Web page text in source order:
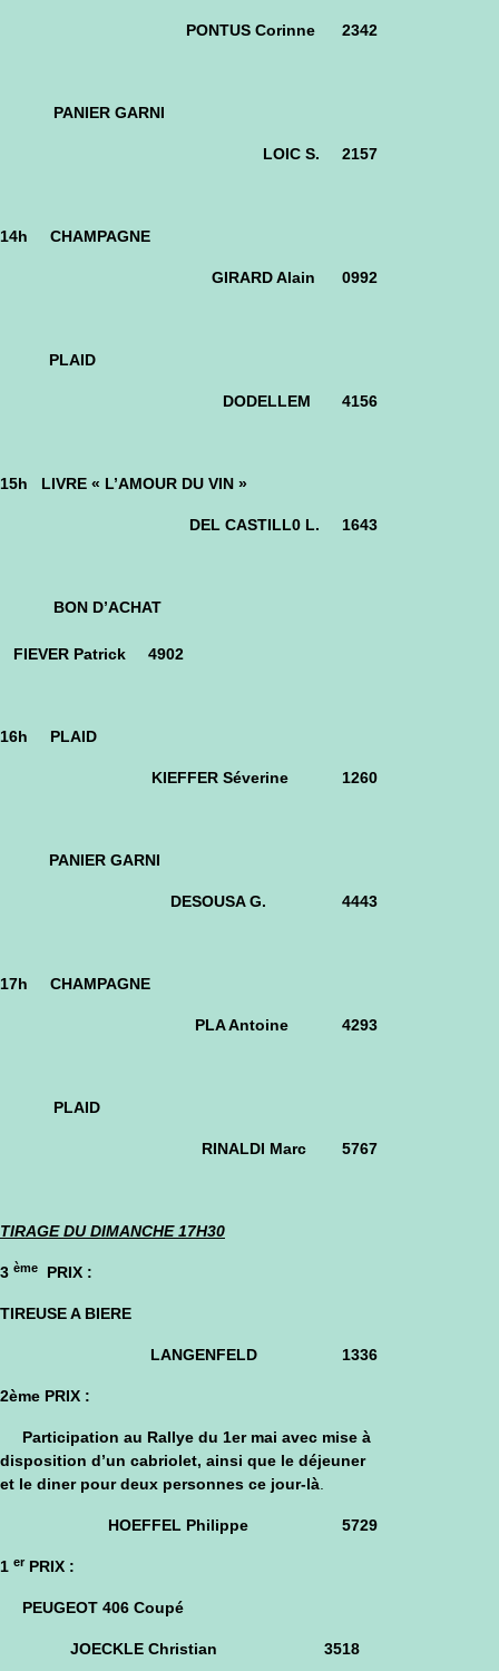
PONTUS Corinne 2342
PANIER GARNI
LOIC S. 2157
14h CHAMPAGNE
GIRARD Alain 0992
PLAID
DODELLEM 4156
15h LIVRE « L’AMOUR DU VIN »
DEL CASTILL0 L. 1643
BON D’ACHAT
FIEVER Patrick 4902
16h PLAID
KIEFFER Séverine 1260
PANIER GARNI
DESOUSA G. 4443
17h CHAMPAGNE
PLA Antoine 4293
PLAID
RINALDI Marc 5767
TIRAGE DU DIMANCHE 17H30
3 èmePRIX:
TIREUSE A BIERE
LANGENFELD 1336
2ème PRIX :
Participation au Rallye du 1er mai avec mise à
disposition d’un cabriolet, ainsi que le déjeuner
et le diner pour deux personnes ce jour-là
HOEFFEL Philippe 5729
1 erPRIX:
PEUGEOT 406 Coupé
JOECKLE Christian 3518